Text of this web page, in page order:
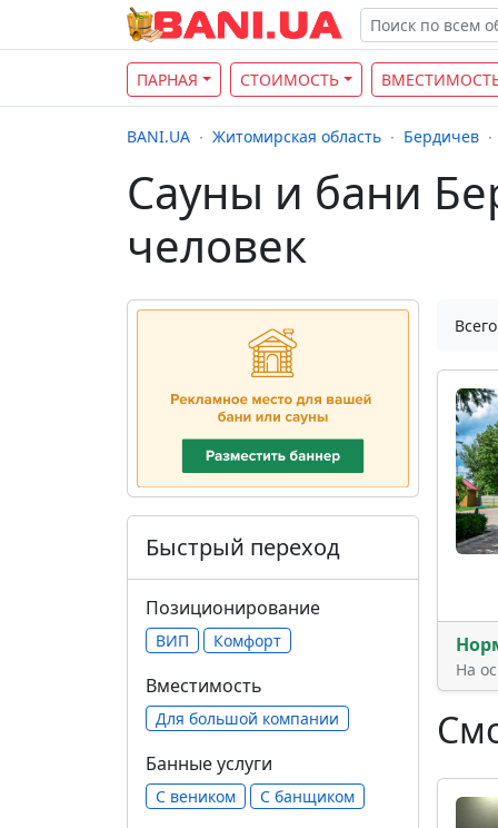
ПАРНАЯ СТОИМОСТЬ
BANI.UA Житомирская область Бердичев
Сауны и бани
человек
На
Быстрый переход
Позиционирование
ВИП Комфорт
Вместимость
Для большой компании
Банные услуги
С веником С банщиком